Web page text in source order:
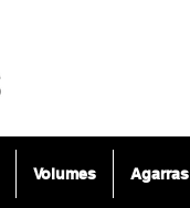
Volumes Agarras